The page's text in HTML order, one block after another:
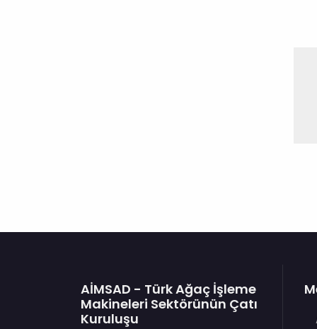
AİMSAD - Türk Ağaç İşleme
Makineleri Sektörünün Çatı
Kuruluşu